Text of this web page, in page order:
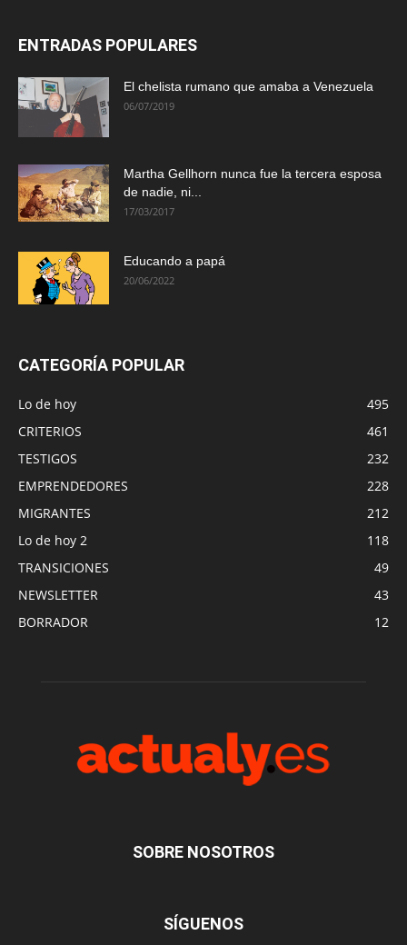
ENTRADAS POPULARES
El chelista rumano que amaba a Venezuela
06/07/2019
Martha Gellhorn nunca fue la tercera esposa
de nadie, ni...
17/03/2017
Educando a papá
20/06/2022
CATEGORÍA POPULAR
Lo de hoy
495
CRITERIOS
461
TESTIGOS
232
EMPRENDEDORES
228
MIGRANTES
212
Lo de hoy 2
118
TRANSICIONES
49
NEWSLETTER
43
BORRADOR
12
SOBRE NOSOTROS
SÍGUENOS